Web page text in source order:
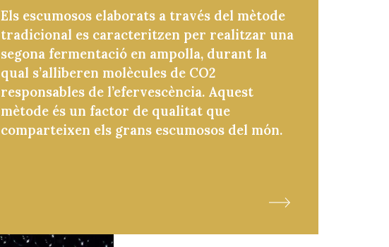
Els escumosos elaborats a través del mètode
tradicional es caracteritzen per realitzar una
segona fermentació en ampolla, durant la
qual s’alliberen molècules de CO2
responsables de l’efervescència. Aquest
mètode és un factor de qualitat que
comparteixen els grans escumosos del món.